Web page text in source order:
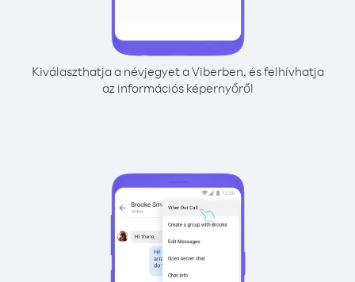
Kiválaszthatja a névjegyet a Viberben, és felhívhatja
az információs képernyőről